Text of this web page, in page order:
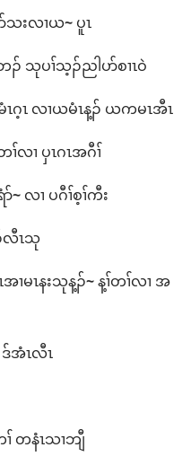
သး​လၢ​ယ~ပူၤ
ၣ်​ သု​ပၢ်​သ့ၣ်ညါ​ပာ်စၢၤ​ဝဲ
ဂ့ၤ လၢ​ယ​မံၤ​န့ၣ်​ ယ​က​မၤ​အီၤ
လၢ ပှၤဂၤ​အဂီၢ်
~လၢ ပဂီၢ်​စ့ၢ်ကီး
ၤ​သု
ၢ​မၤနး​သု​န့ၣ်~န့ၢ်​တၢ်​လၢ အ
ဒ်အံၤ​လီၤ
တနံၤ​သၢ​ဘျီ